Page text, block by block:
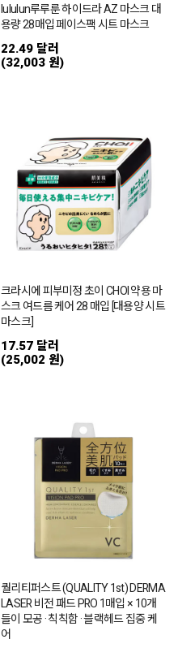
lululun루루룬 하이드라 AZ 마스크 대
용량 28매입 페이스팩 시트 마스크
22.49 달러
(32,003 원)
크라시에 피부미정 초이 CHOI 약용 마
스크 여드름 케어 28 매입 [대용양 시트
마스크]
17.57 달러
(25,002 원)
퀄리티퍼스트 (QUALITY 1st) DERMA
LASER 비전 패드 PRO 1매입 × 10개
들이 모공 · 칙칙함 · 블랙헤드 집중 케
어